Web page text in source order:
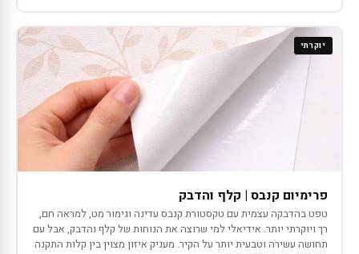
יוקרתי
פרימיום קנבס | קלף והדבק
טפט בהדבקה עצמית עם טקסטורת קנבס עדינה וגימור מט, למראה חם,
רך ויוקרתי יותר. אידיאלי למי שרוצה את הנוחות של קלף והדבק, אבל עם
תחושה עשירה וטבעית יותר על הקיר. מעניק איזון מצוין בין קלות התקנה